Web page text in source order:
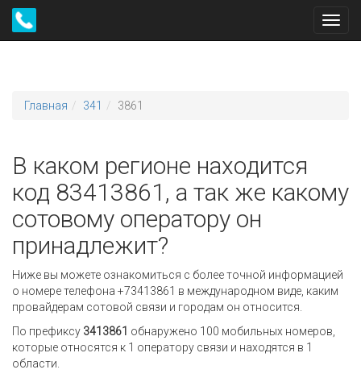
Главная 341 3861
В каком регионе находится
код 83413861, а так же какому
сотовому оператору он
принадлежит?
Ниже вы можете ознакомиться с более точной информацией
о номере телефона +73413861 в международном виде, каким
провайдерам сотовой связи и городам он относится.
По префиксу 3413861 обнаружено 100 мобильных номеров,
которые относятся к 1 оператору связи и находятся в 1
области.